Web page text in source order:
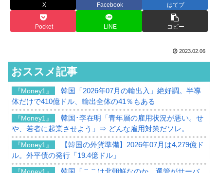
X Facebook はてブ
Pocket LINE コピー
2023.02.06
おススメ記事
『Money1』
韓国「2026年07月の輸出入」絶好調。半導
体だけで410億ドル、輸出全体の41％もある
『Money1』
韓国･李在明「青年層の雇用状況が悪い。せ
や、若者に起業させよう」⇒ どんな雇用対策だソレ。
『Money1』
【韓国の外貨準備】2026年07月は4,279億ド
ル。外平債の発行「19.4億ドル」
韓国「ここは北朝鮮なのか。選管がサーバ